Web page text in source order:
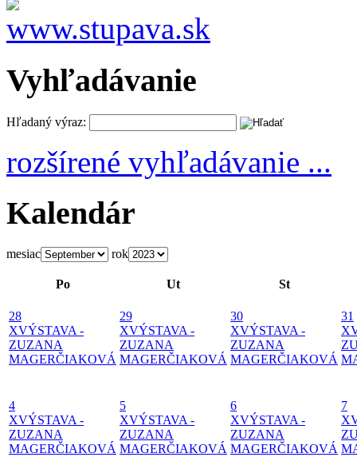
Vyhľadávanie
Hľadaný výraz:
rozšírené vyhľadávanie ...
Kalendár
mesiac rok
Po Ut St
28
XVÝSTAVA -
ZUZANA
MAGERČIAKOVÁ
29
XVÝSTAVA -
ZUZANA
MAGERČIAKOVÁ
30
XVÝSTAVA -
ZUZANA
MAGERČIAKOVÁ
31
X
4
XVÝSTAVA -
ZUZANA
MAGERČIAKOVÁ
5
XVÝSTAVA -
ZUZANA
MAGERČIAKOVÁ
6
XVÝSTAVA -
ZUZANA
MAGERČIAKOVÁ
7
X